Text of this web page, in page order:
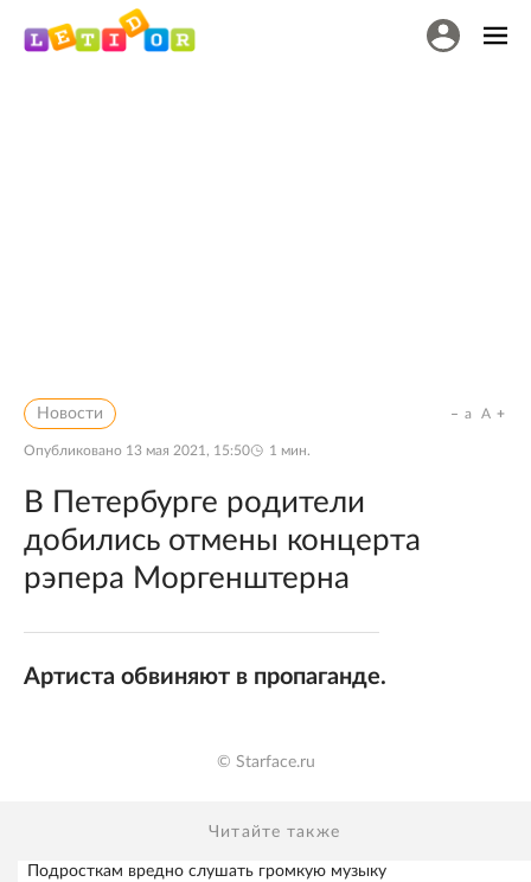
Новости
Опубликовано 13 мая 2021, 15:50 1 мин.
a A
В Петербурге родители
добились отмены концерта
рэпера Моргенштерна
Артиста обвиняют в пропаганде.
© Starface.ru
Читайте также
Подросткам вредно слушать громкую музыку